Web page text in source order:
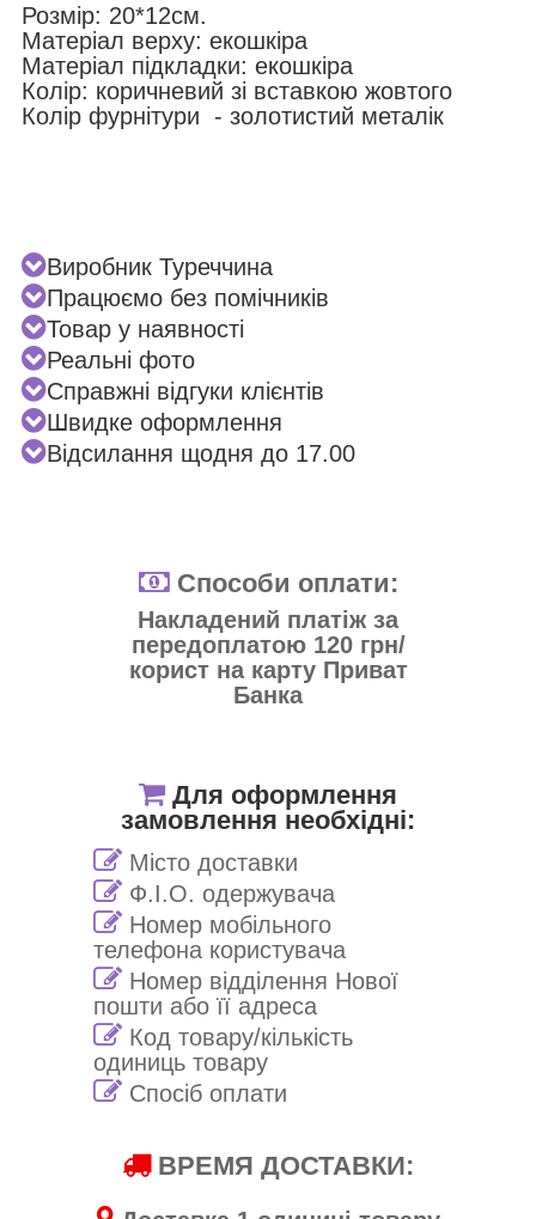
Розмір: 20*12см.
Матеріал верху: екошкіра
Матеріал підкладки: екошкіра
Колір: коричневий зі вставкою жовтого
Колір фурнітури - золотистий металік
Виробник Туреччина
Працюємо без помічників
Товар у наявності
Реальні фото
Справжні відгуки клієнтів
Швидке оформлення
Відсилання щодня до 17.00
Способи оплати:
Накладений платіж за
передоплатою 120 грн/
корист на карту Приват
Банка
Для оформлення
замовлення необхідні:
Місто доставки
Ф.І.О. одержувача
Номер мобільного
телефона користувача
Номер відділення Нової
пошти або її адреса
Код товару/кількість
одиниць товару
Спосіб оплати
ВРЕМЯ ДОСТАВКИ: